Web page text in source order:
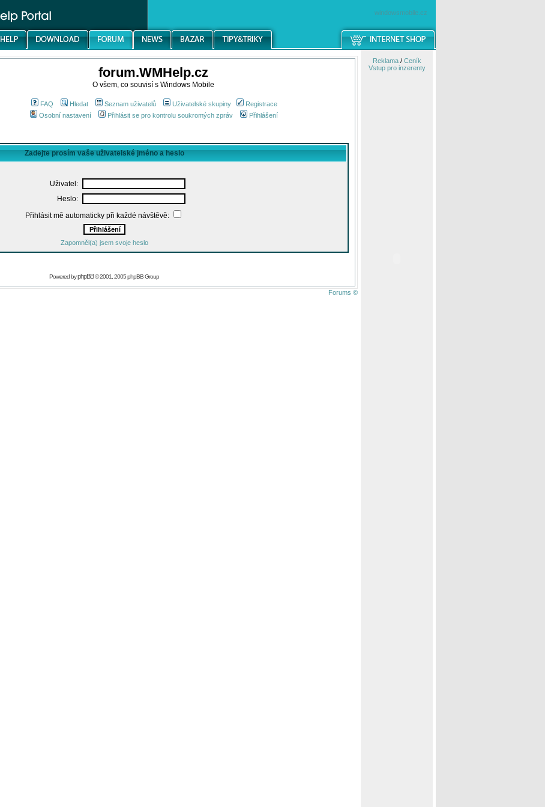
windowsmobile.cz
forum.WMHelp.cz
O všem, co souvisí s Windows Mobile
FAQ Hledat Seznam uživatelů Uživatelské skupiny
Registrace
Osobní nastavení
Přihlásit se pro kontrolu soukromých zpráv Přihlášení
Zadejte prosím vaše uživatelské jméno a heslo
Uživatel:
Heslo:
Přihlásit mě automaticky při každé návštěvě:
Zapomněl(a) jsem svoje heslo
Powered byphpBB© 2001, 2005 phpBB Group
Forums ©
Reklama/ Ceník
Vstup pro inzerenty